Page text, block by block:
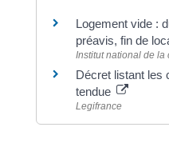
Logement vide :
préavis, fin de
Institut national de la
Décret listant les
tendue
Legifrance